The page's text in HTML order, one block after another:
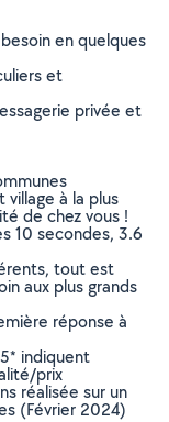
en quelques
et
privée et
à la plus
de chez vous !
10 secondes, 3.6
tout est
aux plus grands
réponse à
indiquent
prix
réalisée sur un
(Février 2024)